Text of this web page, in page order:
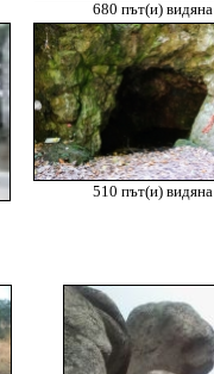
680 път(и) видяна
510 път(и) видяна